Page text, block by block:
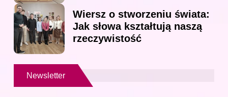
Wiersz o stworzeniu świata:
Jak słowa kształtują naszą
rzeczywistość
Newsletter